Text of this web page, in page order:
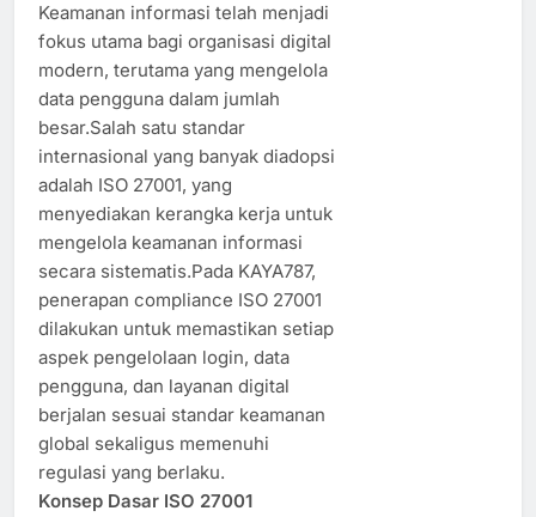
Keamanan informasi telah menjadi
fokus utama bagi organisasi digital
modern, terutama yang mengelola
data pengguna dalam jumlah
besar.Salah satu standar
internasional yang banyak diadopsi
adalah ISO 27001, yang
menyediakan kerangka kerja untuk
mengelola keamanan informasi
secara sistematis.Pada KAYA787,
penerapan compliance ISO 27001
dilakukan untuk memastikan setiap
aspek pengelolaan login, data
pengguna, dan layanan digital
berjalan sesuai standar keamanan
global sekaligus memenuhi
regulasi yang berlaku.
Konsep Dasar ISO 27001